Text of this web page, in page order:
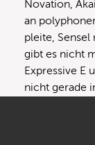
Novation,
an
pleite,
gibt es nicht
Expressive E
nicht gerade